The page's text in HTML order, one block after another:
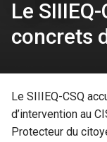
Le
concrets
Le SIIIEQ-CSQ
d’intervention au
Protecteur du